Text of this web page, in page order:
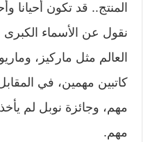
المنتج.. قد تكون أحيانا
نقول عن الأسماء
العالم مثل ماركيز،
كاتبين مهمين، في
مهم، وجائزة نوبل لم
مهم.